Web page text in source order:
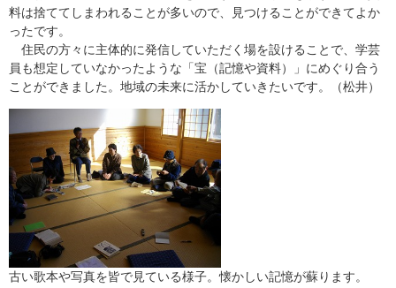
料は捨ててしまわれることが多いので、見つけることができてよか
ったです。
住民の方々に主体的に発信していただく場を設けることで、学芸
員も想定していなかったような「宝（記憶や資料）」にめぐり合う
ことができました。地域の未来に活かしていきたいです。（松井）
古い歌本や写真を皆で見ている様子。懐かしい記憶が蘇ります。